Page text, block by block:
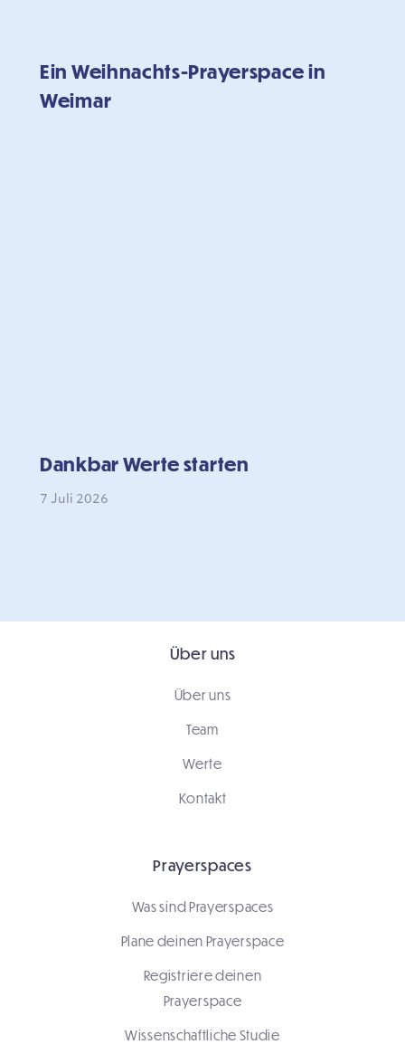
Ein Weihnachts-Prayerspace in
Weimar
Dankbar Werte starten
7 Juli 2026
Über uns
Über uns
Team
Werte
Kontakt
Prayerspaces
Was sind Prayerspaces
Plane deinen Prayerspace
Registriere deinen
Prayerspace
Wissenschaftliche Studie